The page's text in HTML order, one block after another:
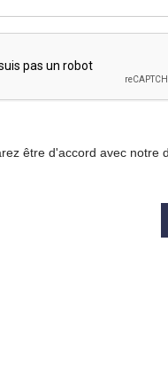
être d'accord avec notre